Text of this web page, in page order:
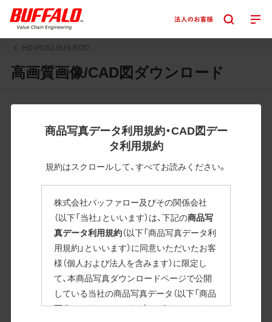
HD-PUS1.0U3-RDD
高画質画像/CAD図ダウンロード
商品写真データ利用規約・CAD図デー
タ利用規約
規約はスクロールして、すべてお読みください。
株式会社バッファロー及びその関係会社
（以下「当社」といいます）は、下記の商品写
真データ利用規約（以下「商品写真データ利
用規約」といいます）に同意いただいたお客
様（個人および法人を含みます）に限定し
て、本商品写真ダウンロードページで公開
している当社の商品写真データ（以下「商品
写真データ」といいます）のダウンロードお
すと圧縮ファイルのダウンロードが始まります。
JPEG・EPSファイルにはパスが設定されています。画像編集
の際に便利です。PNG画像は原則として背景を透過したもの
を提供しています。
掲載データ「JPEG、PNG : 低解像度(RGBカラー)」 「EPS : 高
解像度(CMYKカラー)」
HD-PUS1.0U3-RDD
高画質画像